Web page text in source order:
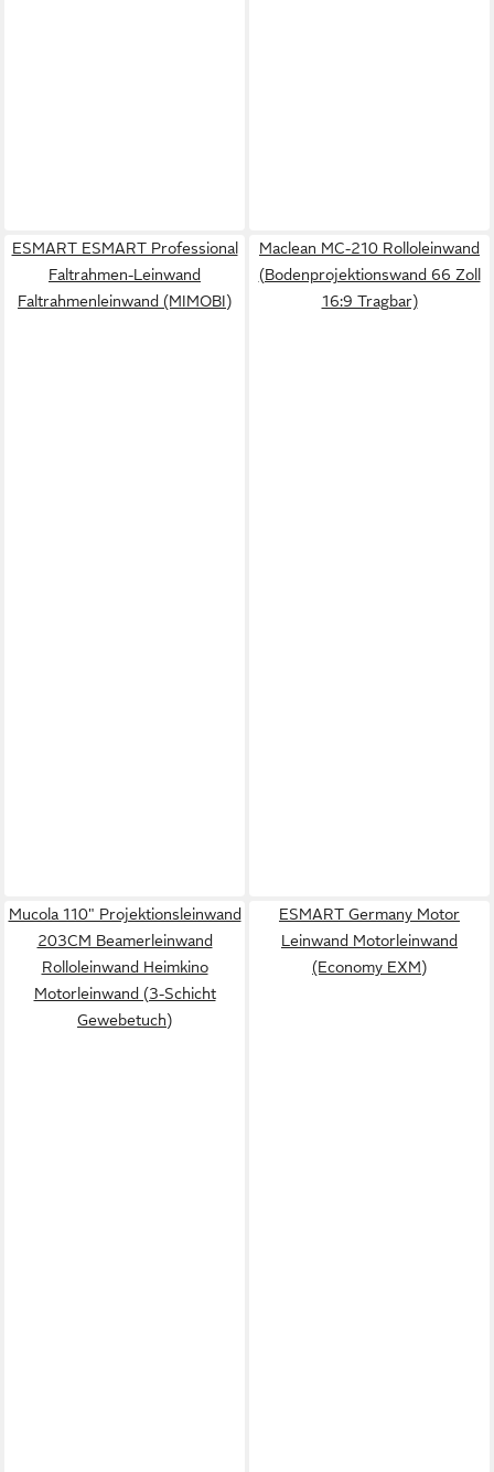
ESMART ESMART Professional
Faltrahmen-Leinwand
Faltrahmenleinwand (MIMOBI)
Maclean MC-210 Rolloleinwand
(Bodenprojektionswand 66 Zoll
16:9 Tragbar)
Mucola 110" Projektionsleinwand
203CM Beamerleinwand
Rolloleinwand Heimkino
Motorleinwand (3-Schicht
Gewebetuch)
ESMART Germany Motor
Leinwand Motorleinwand
(Economy EXM)